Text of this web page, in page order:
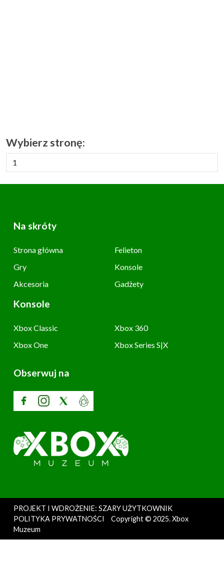
Wybierz stronę:
Na skróty
Strona główna
Felieton
Gry
Konsole
Akcesoria
Gadżety
Konsole
Xbox Classic
Xbox 360
Xbox One
Xbox Series S|X
Obserwuj na
PROJEKT I WDROŻENIE: SZARY UŻYTKOWNIK
POLITYKA PRYWATNOŚCI
Copyright © 2025. Xbox
Muzeum